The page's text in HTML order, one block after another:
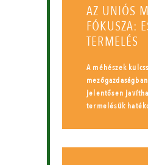
AZ UNIÓS
FÓKUSZA:
TERMELÉS
A méhészek
jelentősen
termelésük